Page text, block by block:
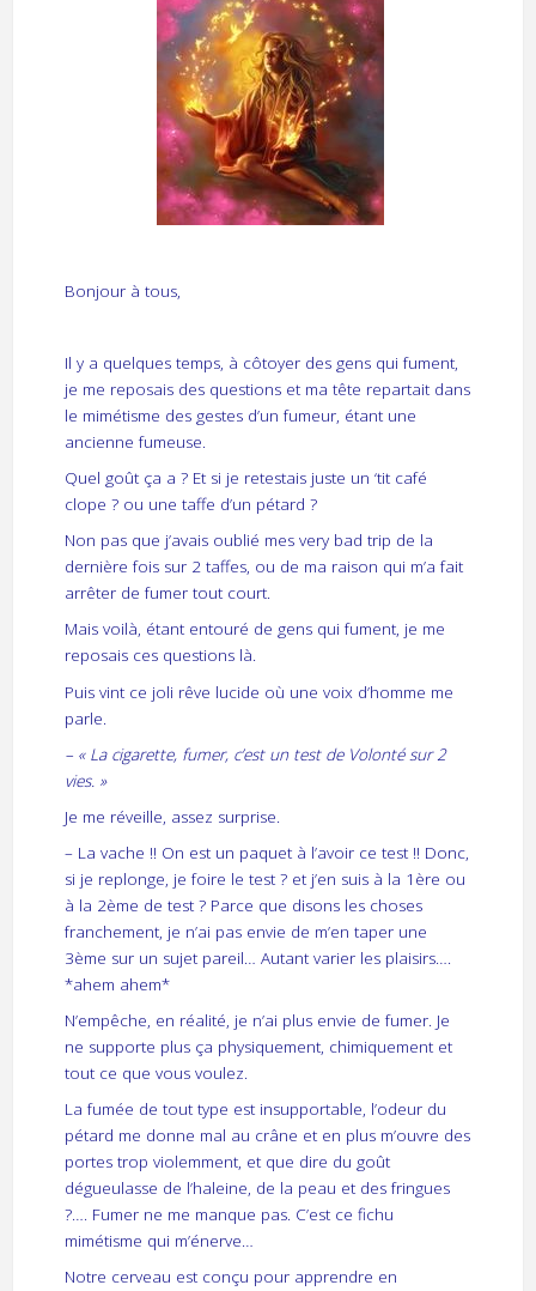
Bonjour à tous,
Il y a quelques temps, à côtoyer des gens qui fument,
je me reposais des questions et ma tête repartait dans
le mimétisme des gestes d’un fumeur, étant une
ancienne fumeuse.
Quel goût ça a ? Et si je retestais juste un ‘tit café
clope ? ou une taffe d’un pétard ?
Non pas que j’avais oublié mes very bad trip de la
dernière fois sur 2 taffes, ou de ma raison qui m’a fait
arrêter de fumer tout court.
Mais voilà, étant entouré de gens qui fument, je me
reposais ces questions là.
Puis vint ce joli rêve lucide où une voix d’homme me
parle.
– « La cigarette, fumer, c’est un test de Volonté sur 2
vies. »
Je me réveille, assez surprise.
– La vache !! On est un paquet à l’avoir ce test !! Donc,
si je replonge, je foire le test ? et j’en suis à la 1ère ou
à la 2ème de test ? Parce que disons les choses
franchement, je n’ai pas envie de m’en taper une
3ème sur un sujet pareil… Autant varier les plaisirs….
*ahem ahem*
N’empêche, en réalité, je n’ai plus envie de fumer. Je
ne supporte plus ça physiquement, chimiquement et
tout ce que vous voulez.
La fumée de tout type est insupportable, l’odeur du
pétard me donne mal au crâne et en plus m’ouvre des
portes trop violemment, et que dire du goût
dégueulasse de l’haleine, de la peau et des fringues
?…. Fumer ne me manque pas. C’est ce fichu
mimétisme qui m’énerve…
Notre cerveau est conçu pour apprendre en